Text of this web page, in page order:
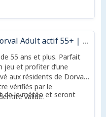
Saison 2026 Résident de Dorval Adult actif 55+ | 2026 Season Dorval Resident Active adult 55+
55 ans et plus. Parfait
et profiter d’une
aux résidents de Dorval.
vérifiés par le
valide.
de la météo et seront